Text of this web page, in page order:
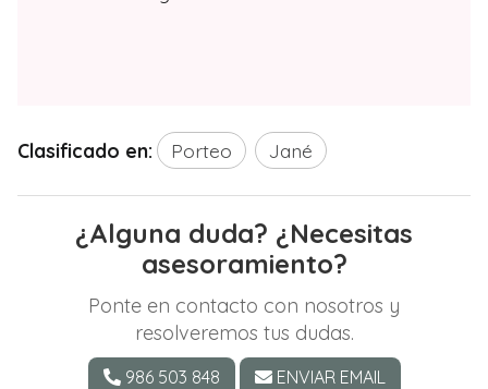
Clasificado en: Porteo Jané
¿Alguna duda? ¿Necesitas
asesoramiento?
Ponte en contacto con nosotros y
resolveremos tus dudas.
986 503 848 ENVIAR EMAIL